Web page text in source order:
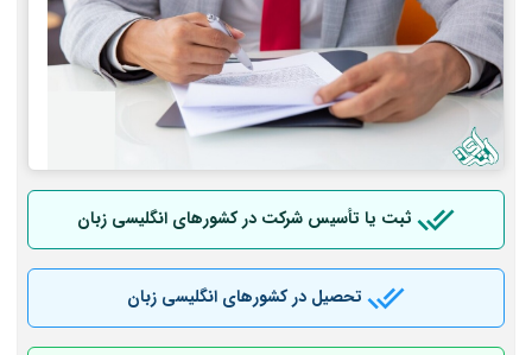
ثبت یا تأسیس شرکت در کشورهای انگلیسی زبان
تحصیل در کشورهای انگلیسی زبان